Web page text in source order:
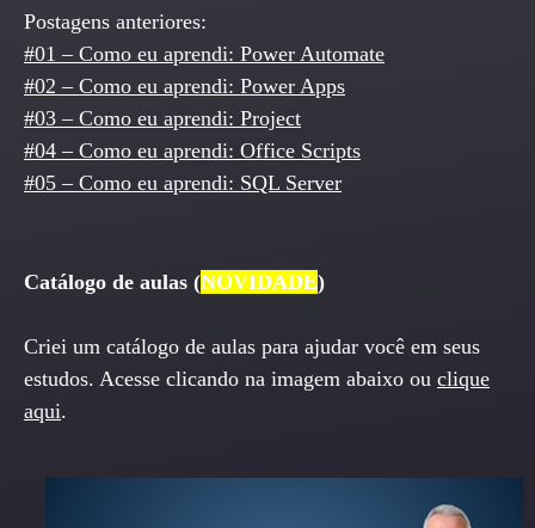
Postagens anteriores:
#01 – Como eu aprendi: Power Automate
#02 – Como eu aprendi: Power Apps
#03 – Como eu aprendi: Project
#04 – Como eu aprendi: Office Scripts
#05 – Como eu aprendi: SQL Server
Catálogo de aulas (NOVIDADE)
Criei um catálogo de aulas para ajudar você em seus
estudos. Acesse clicando na imagem abaixo ou clique
aqui.